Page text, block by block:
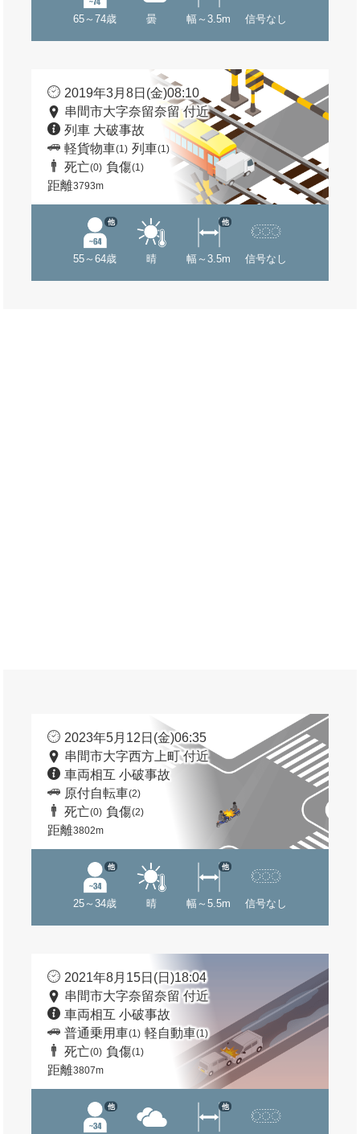
65～74歳 曇 幅～3.5m 信号なし
2019年3月8日(金)08:10
串間市大字奈留奈留 付近
列車 大破事故
軽貨物車(1) 列車(1)
死亡(0) 負傷(1)
距離3793m
55～64歳
他
晴 幅～3.5m
他
信号なし
2023年5月12日(金)06:35
串間市大字西方上町 付近
車両相互 小破事故
原付自転車(2)
死亡(0) 負傷(2)
距離3802m
25～34歳
他
晴 幅～5.5m
他
信号なし
2021年8月15日(日)18:04
串間市大字奈留奈留 付近
車両相互 小破事故
普通乗用車(1) 軽自動車(1)
死亡(0) 負傷(1)
距離3807m
他 他